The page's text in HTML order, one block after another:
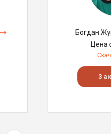
Богдан
Цена